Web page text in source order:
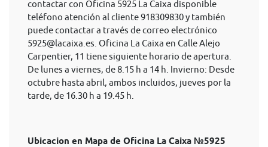
contactar con Oficina 5925 La Caixa disponible
teléfono atención al cliente 918309830 y también
puede contactar a través de correo electrónico
5925@lacaixa.es . Oficina La Caixa en Calle Alejo
Carpentier, 11 tiene siguiente horario de apertura.
De lunes a viernes, de 8.15 h a 14 h. Invierno: Desde
octubre hasta abril, ambos incluidos, jueves por la
tarde, de 16.30 h a 19.45 h.
Ubicacion en Mapa de Oficina La Caixa №5925